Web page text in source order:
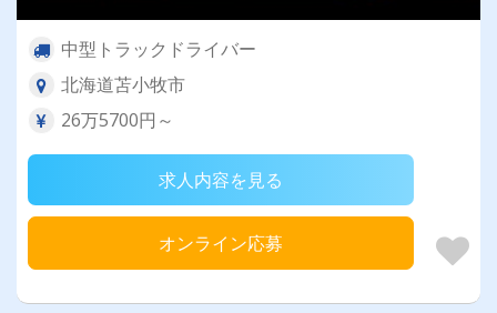
中型トラックドライバー
北海道苫小牧市
26万5700円～
求人内容を見る
オンライン応募